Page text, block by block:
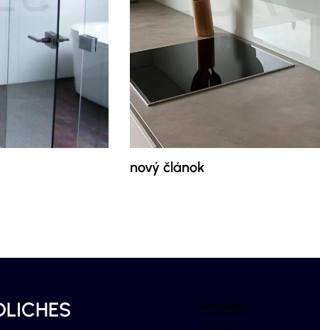
nový článok
Startseite